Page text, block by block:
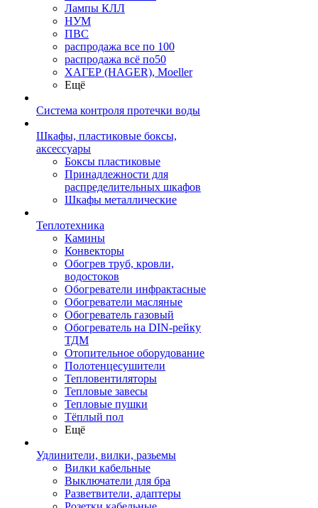
Лампы КЛЛ
НУМ
ПВС
распродажа все по 100
распродажа всё по50
ХАГЕР (HAGER), Moeller
Ещё
Система контроля протечки воды
Шкафы, пластиковые боксы,
аксессуары
Боксы пластиковые
Принадлежности для
распределительных шкафов
Шкафы металлические
Теплотехника
Камины
Конвекторы
Обогрев труб, кровли,
водостоков
Обогреватели инфрактасные
Обогреватели масляные
Обогреватель газовый
Обогреватель на DIN-рейку
ТДМ
Отопительное оборудование
Полотенцесушители
Тепловентиляторы
Тепловые завесы
Тепловые пушки
Тёплый пол
Ещё
Удлинители, вилки, разьемы
Вилки кабельные
Выключатели для бра
Разветвители, адаптеры